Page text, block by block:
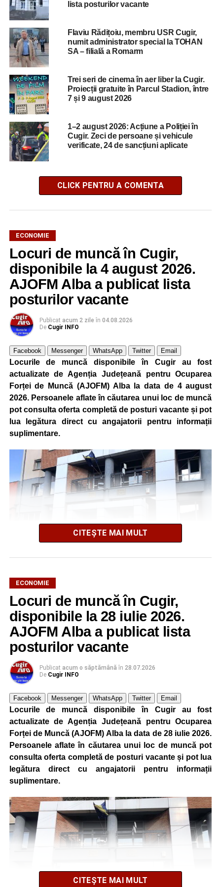
lista posturilor vacante
Flaviu Rădițoiu, membru USR Cugir,
numit administrator special la TOHAN
SA – filială a Romarm
Trei seri de cinema în aer liber la Cugir.
Proiecții gratuite în Parcul Stadion, între
7 și 9 august 2026
1–2 august 2026: Acțiune a Poliției în
Cugir. Zeci de persoane și vehicule
verificate, 24 de sancțiuni aplicate
CLICK PENTRU A COMENTA
ECONOMIE
Locuri de muncă în Cugir,
disponibile la 4 august 2026.
AJOFM Alba a publicat lista
posturilor vacante
Publicat acum 2 zile în 04.08.2026
De Cugir INFO
Facebook Messenger WhatsApp Twitter Email
Locurile de muncă disponibile în Cugir au fost
actualizate de Agenția Județeană pentru Ocuparea
Forței de Muncă (AJOFM) Alba la data de 4 august
2026. Persoanele aflate în căutarea unui loc de muncă
pot consulta oferta completă de posturi vacante și pot
lua legătura direct cu angajatorii pentru informații
suplimentare.
AJOFM Alba a publicat lista locurilor de muncă vacante
din orașul Cugir, valabilă la data de4 august 2026
Oferta cuprinde posturi din mai multe domenii de
activitate, fiind adresată atât persoanelor cu experiență,
cât și celor aflate la început de carieră.
Cei interesați pot consulta toate locurile de muncă
disponibile accesând platforma oficială ANOFM,
selectând AJOFM Alba, apoi secțiunea„Persoane fizice
– Locuri de muncă vacante”. De asemenea, informații
pot fi obținute direct de la sediul AJOFM Alba sau de la
agenția teritorială de care aparține persoana aflată în
căutarea unui loc de muncă.
Lista publicată de AJOFM Alba include, pe lângă
denumirea posturilor vacante din Cugir, și datele de
contact ale angajatorilor, precum numere de telefon și
adrese de e-mail, pentru ca persoanele interesate să
poată solicita detalii despre condițiile de angajare,
programul de lucru și procesul de recrutare.
Mai jos puteți consulta lista completă a locurilor de
CITEȘTE MAI MULT
ECONOMIE
Locuri de muncă în Cugir,
disponibile la 28 iulie 2026.
AJOFM Alba a publicat lista
posturilor vacante
Publicat acum o săptămână în 28.07.2026
De Cugir INFO
Facebook Messenger WhatsApp Twitter Email
Locurile de muncă disponibile în Cugir au fost
actualizate de Agenția Județeană pentru Ocuparea
Forței de Muncă (AJOFM) Alba la data de 28 iulie 2026.
Persoanele aflate în căutarea unui loc de muncă pot
consulta oferta completă de posturi vacante și pot lua
legătura direct cu angajatorii pentru informații
suplimentare.
CITEȘTE MAI MULT